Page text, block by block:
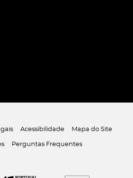
Acessibilidade Mapa do Site
Perguntas Frequentes